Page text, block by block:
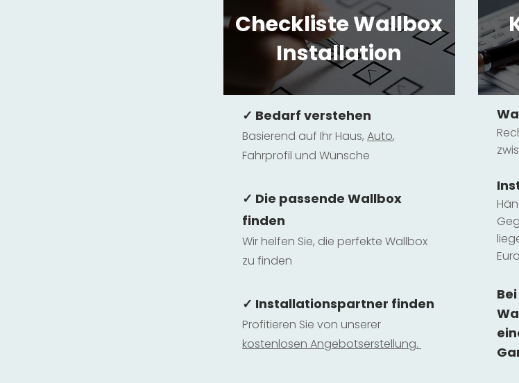
Checkliste Wallbox
Installation
✓ Bedarf verstehen
Basierend auf Ihr Haus, Auto,
Fahrprofil und Wünsche
✓ Die passende Wallbox
finden
Wir helfen Sie, die perfekte Wallbox
zu finden
✓ Installationspartner finden
Profitieren Sie von unserer
kostenlosen Angebotserstellung.